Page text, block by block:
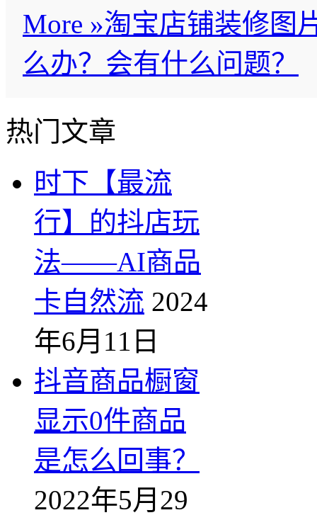
More »淘宝店铺装修图
么办？会有什么问题？
热门文章
时下【最流
行】的抖店玩
法——AI商品
卡自然流 2024
年6月11日
抖音商品橱窗
显示0件商品
是怎么回事？
2022年5月29